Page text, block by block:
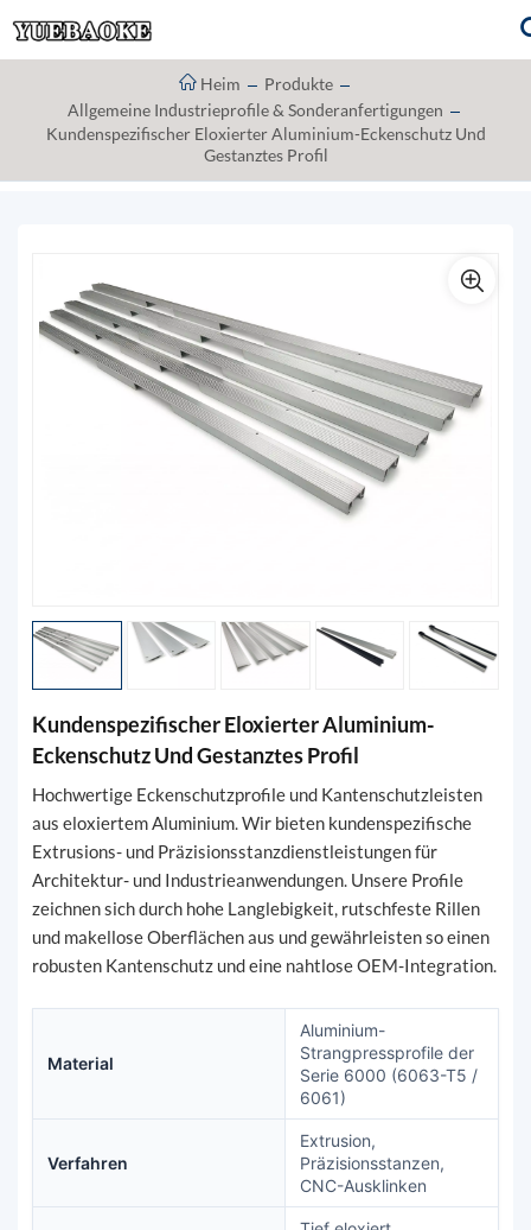
Heim
Produkte
Allgemeine Industrieprofile & Sonderanfertigungen
Kundenspezifischer Eloxierter Aluminium-Eckenschutz Und
Gestanztes Profil
Kundenspezifischer Eloxierter Aluminium-
Eckenschutz Und Gestanztes Profil
Hochwertige Eckenschutzprofile und Kantenschutzleisten
aus eloxiertem Aluminium. Wir bieten kundenspezifische
Extrusions- und Präzisionsstanzdienstleistungen für
Architektur- und Industrieanwendungen. Unsere Profile
zeichnen sich durch hohe Langlebigkeit, rutschfeste Rillen
und makellose Oberflächen aus und gewährleisten so einen
robusten Kantenschutz und eine nahtlose OEM-Integration.
Material
Aluminium-
Strangpressprofile der
Serie 6000 (6063-T5 /
6061)
Verfahren
Extrusion,
Präzisionsstanzen,
CNC-Ausklinken